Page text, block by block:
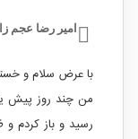
امیر رضا عجم
با عرض سلام و
من چند روز پیش
رسید و باز کردم